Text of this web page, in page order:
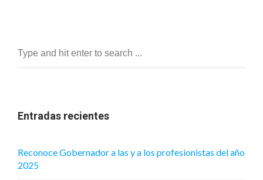
Entradas recientes
Reconoce Gobernador a las y a los profesionistas del año
2025